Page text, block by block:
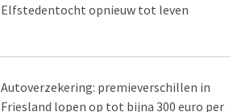
Elfstedentocht opnieuw tot leven
Autoverzekering: premieverschillen in
Friesland lopen op tot bijna 300 euro per